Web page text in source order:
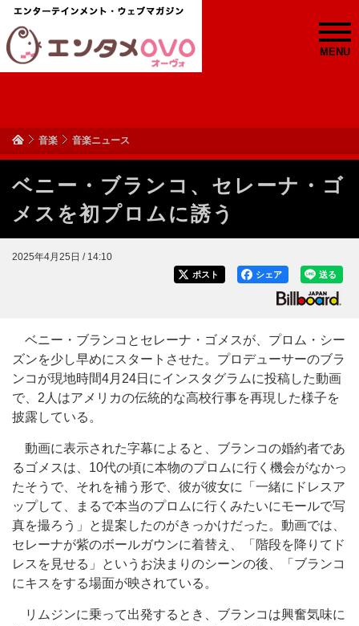
MENU
音楽 音楽ニュース
ベニー・ブランコ、セレーナ・ゴ
メスを初プロムに誘う
2025年4月25日 / 14:10
送る
シェア
ポスト
ベニー・ブランコとセレーナ・ゴメスが、プロム・シー
ズンを少し早めにスタートさせた。プロデューサーのブラ
ンコが現地時間4月24日にインスタグラムに投稿した動画
で、2人はアメリカの伝統的な高校行事を再現した様子を
披露している。
動画に表示された字幕によると、ブランコの婚約者であ
るゴメスは、10代の頃に本物のプロムに行く機会がなかっ
たそうで、それを補う形で、彼が彼女に「一緒にドレスア
ップして、まるで本当のプロムに行くみたいにモールで写
真を撮ろう」と提案したのがきっかけだった。動画では、
セレーナが紫のボールガウンに着替え、「階段を降りてド
レスを見せる」というお決まりのシーンの後、「ブランコ
にキスをする場面が映されている。
リムジンに乗って出発するとき、ブランコは興奮気味に